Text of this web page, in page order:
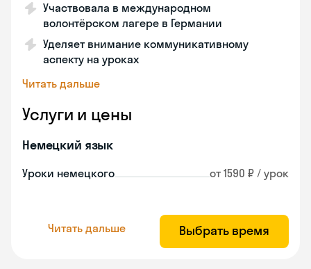
Участвовала в международном
волонтёрском лагере в Германии
Уделяет внимание коммуникативному
аспекту на уроках
Читать дальше
Услуги и цены
Немецкий язык
Уроки немецкого от 1590 ₽ / урок
Читать дальше Выбрать время